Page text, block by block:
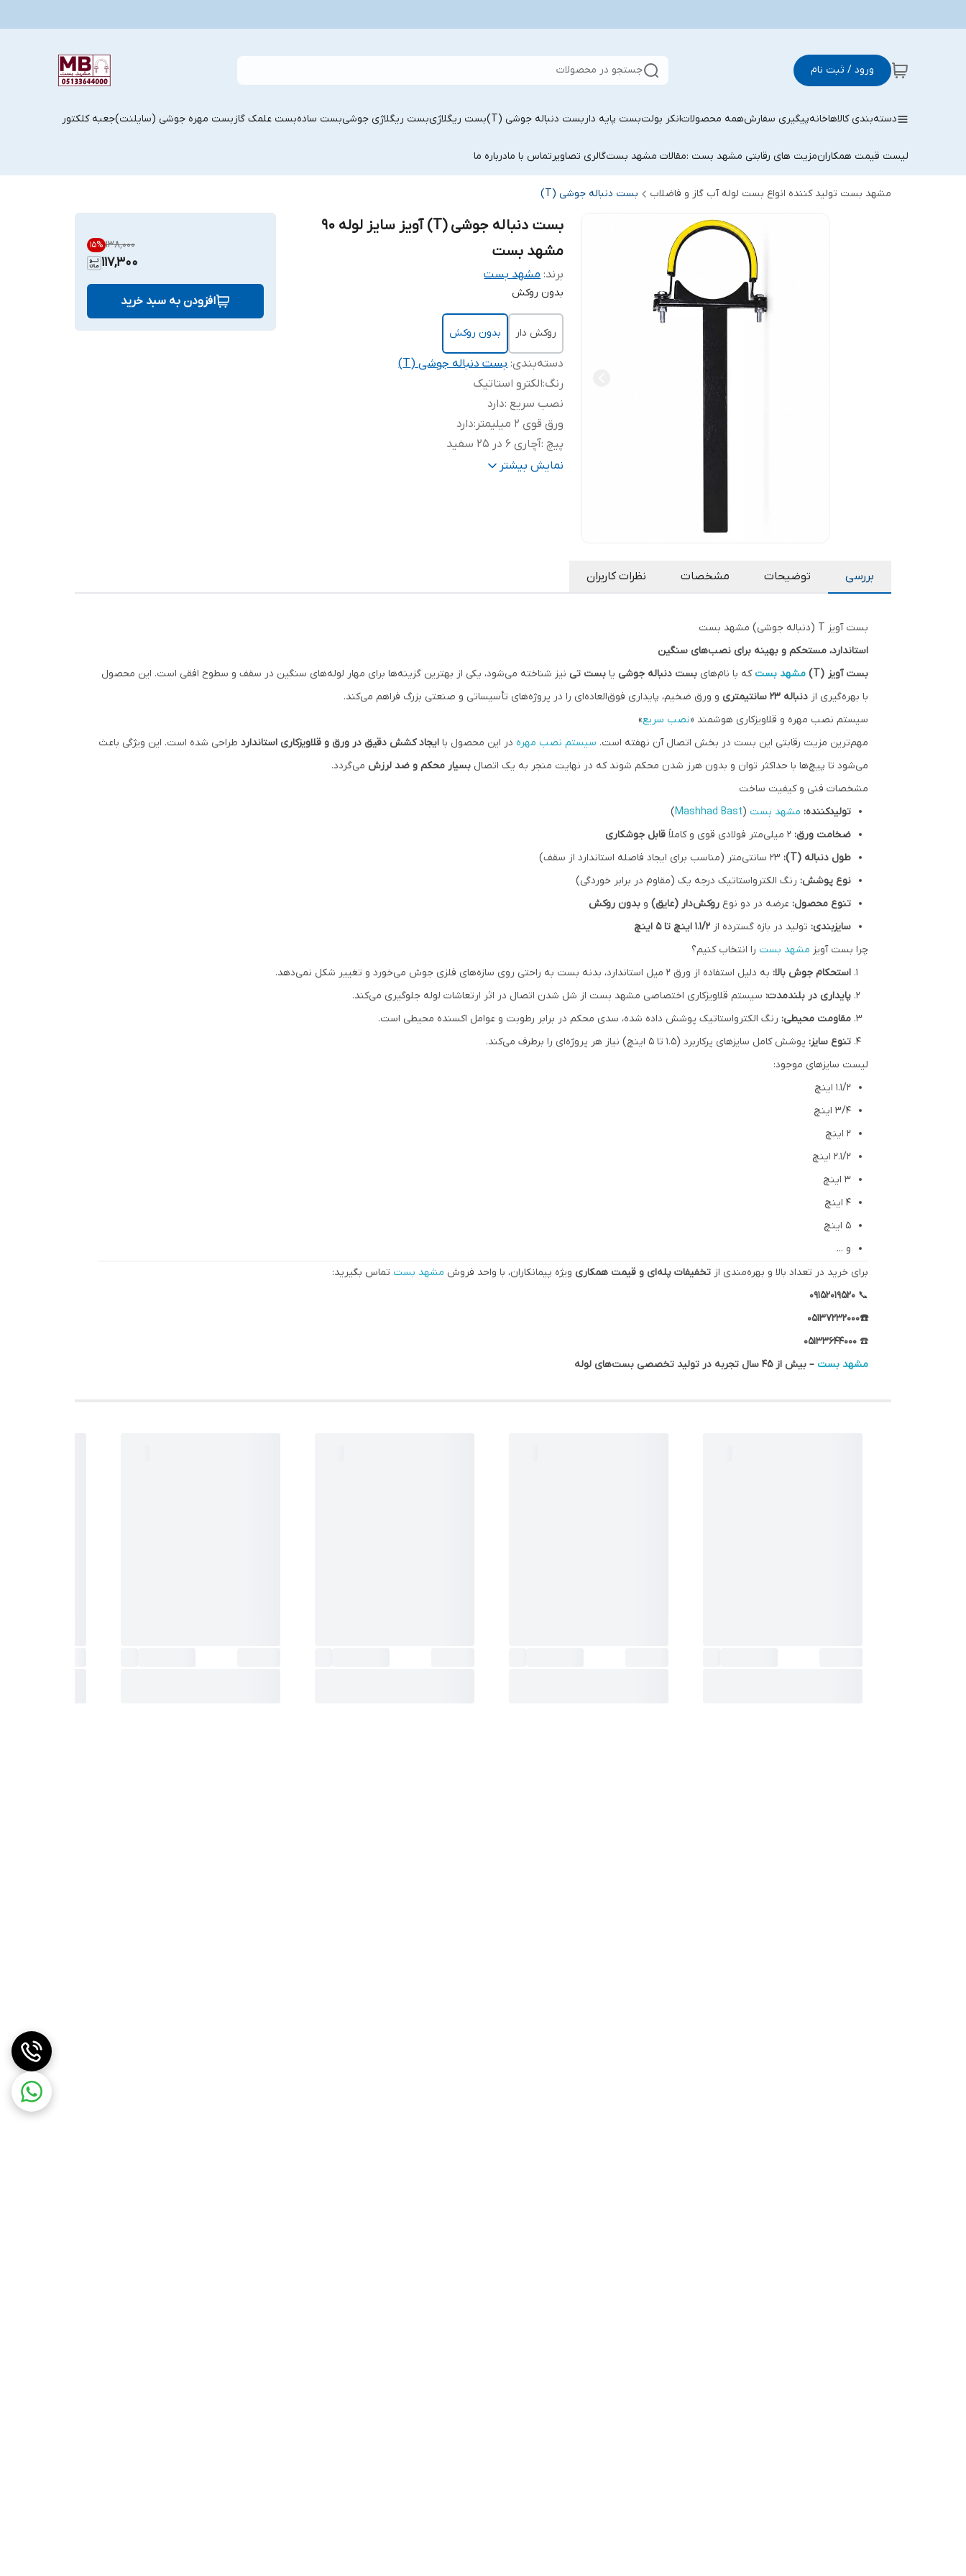
ورود / ثبت نام جستجو در محصولات
دسته‌بندی کالاهاخانهپیگیری سفارشهمه محصولاتانکر بولتبست پایه داربست دنباله جوشی (T) بست ریگلاژیبست ریگلاژی جوشیبست سادهبست علمک گازبست مهره جوشی (سایلنت)جعبه کلکتور
لیست قیمت همکارانمزیت های رقابتی مشهد بست :مقالات مشهد بستگالری تصاویرتماس با مادرباره ما
مشهد بست تولید کننده انواع بست لوله آب گاز و فاضلاب بست دنباله جوشی (T)
بست دنباله جوشی (T) آویز سایز لوله 90
مشهد بست
برند: مشهد بست
بدون روکش
روکش دار بدون روکش
دسته‌بندی:بست دنباله جوشی (T)
رنگ:الکترو استاتیک
نصب سریع :دارد
ورق قوی 2 میلیمتر
:دارد
پیچ :آچاری 6 در 25 سفید
خرید عمده و تأمین پروژه‌ای
نمایش بیشتر
۱۳۸٬۰۰۰ 15%
117,300
افزودن به سبد خرید
بررسی توضیحات مشخصات نظرات کاربران
بست آویز T (دنباله جوشی) مشهد بست
استاندارد، مستحکم و بهینه برای نصب‌های سنگین
بست آویز (T)
مشهد بست که با نام‌های بست دنباله جوشی یا بست تی نیز شناخته می‌شود، یکی از بهترین گزینه‌ها برای مهار لوله‌های سنگین در سقف و سطوح افقی است. این محصول
با بهره‌گیری از دنباله ۲۳ سانتیمتری
و ورق ضخیم، پایداری فوق‌العاده‌ای را در پروژه‌های تأسیساتی و صنعتی بزرگ فراهم می‌کند.
سیستم نصب مهره و قلاویزکاری هوشمند «نصب سریع»
مهم‌ترین مزیت رقابتی این بست در بخش اتصال آن نهفته است. سیستم نصب مهره در این محصول با ایجاد کشش دقیق در ورق و قلاویزکاری استاندارد طراحی شده است. این ویژگی باعث
می‌شود تا پیچ‌ها با حداکثر توان و بدون هرز شدن محکم شوند که در نهایت منجر به یک اتصال بسیار محکم و ضد لرزش می‌گردد.
مشخصات فنی و کیفیت ساخت
تولیدکننده: مشهد بست (
Mashhad Bast
)
ضخامت ورق:
قابل جوشکاری
طول دنباله (T):
نوع پوشش: رنگ الکترواستاتیک درجه یک (مقاوم در برابر خوردگی)
تنوع محصول: عرضه در دو نوع روکش‌دار (عایق) و بدون روکش
سایزبندی: تولید در بازه گسترده از ۱.۱/۲ اینچ تا ۵ اینچ
چرا بست آویز مشهد بست را انتخاب کنیم؟
استحکام جوش بالا: به دلیل استفاده از ورق ۲ میل استاندارد، بدنه بست به راحتی روی سازه‌های فلزی جوش می‌خورد و تغییر شکل نمی‌دهد.
پایداری در بلندمدت: سیستم قلاویزکاری اختصاصی مشهد بست از شل شدن اتصال در اثر ارتعاشات لوله جلوگیری می‌کند.
مقاومت محیطی: رنگ الکترواستاتیک پوشش داده شده، سدی محکم در برابر رطوبت و عوامل اکسنده محیطی است.
تنوع سایز: پوشش کامل سایزهای پرکاربرد (۱.۵ تا ۵ اینچ) نیاز هر پروژه‌ای را برطرف می‌کند.
لیست سایزهای موجود:
۱.۱/۲ اینچ
3/4 اینچ
۲ اینچ
۲.۱/۲ اینچ
۳ اینچ
۴ اینچ
۵ اینچ
و ...
برای خرید در تعداد بالا و بهره‌مندی از تخفیفات پله‌ای و قیمت همکاری ویژه پیمانکاران، با واحد فروش مشهد بست تماس بگیرید:
📞 ۰۹۱۵۲۰۱۹۵۲۰
☎️05137232000
☎️ ۰۵۱۳۳۶۴۴۰۰۰
مشهد بست – بیش از ۴۵ سال تجربه در تولید تخصصی بست‌های لوله